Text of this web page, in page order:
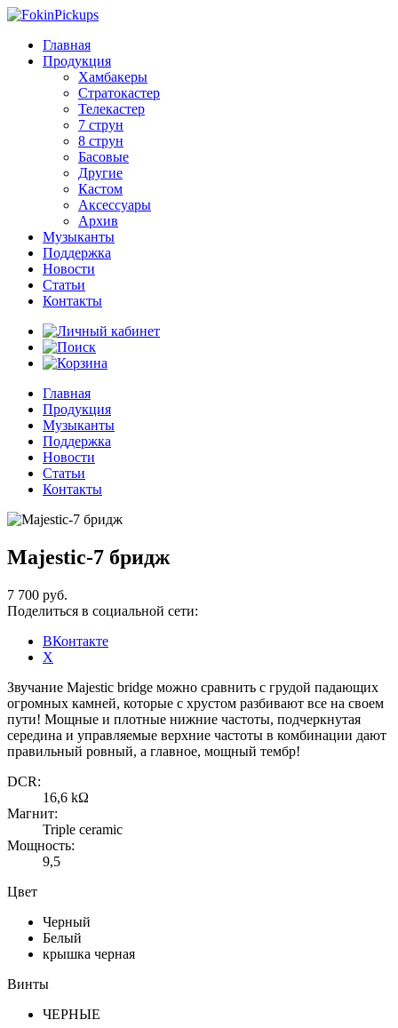
Главная
Продукция
Хамбакеры
Стратокастер
Телекастер
7 струн
8 струн
Басовые
Другие
Кастом
Аксессуары
Архив
Музыканты
Поддержка
Новости
Статьи
Контакты
Главная
Продукция
Музыканты
Поддержка
Новости
Статьи
Контакты
Majestic-7 бридж
7 700 руб.
Поделиться в социальной сети:
ВКонтакте
X
Звучание Majestic bridge можно сравнить с грудой падающих
огромных камней, которые с хрустом разбивают все на своем
пути! Мощные и плотные нижние частоты, подчеркнутая
середина и управляемые верхние частоты в комбинации дают
правильный ровный, а главное, мощный тембр!
DCR:
16,6 kΩ
Магнит:
Triple ceramic
Мощность:
9,5
Цвет
Черный
Белый
крышка черная
Винты
ЧЕРНЫЕ